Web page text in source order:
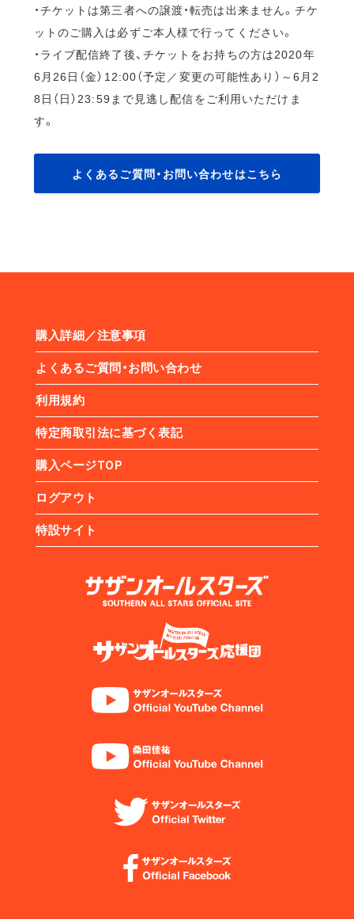
・チケットは第三者への譲渡・転売は出来ません。チケ
ットのご購入は必ずご本人様で行ってください。
・ライブ配信終了後、チケットをお持ちの方は2020年
6月26日（金）12:00（予定／変更の可能性あり）～6月2
8日（日）23:59まで見逃し配信をご利用いただけま
す。
よくあるご質問・お問い合わせはこちら
購入詳細／注意事項
よくあるご質問・お問い合わせ
利用規約
特定商取引法に基づく表記
購入ページTOP
ログアウト
特設サイト